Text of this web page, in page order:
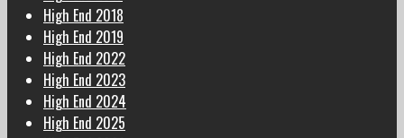
High End 2018
High End 2019
High End 2022
High End 2023
High End 2024
High End 2025